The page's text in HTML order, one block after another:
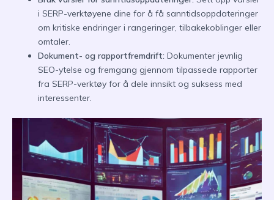
i SERP-verktøyene dine for å få sanntidsoppdateringer
om kritiske endringer i rangeringer, tilbakekoblinger eller
omtaler.
Dokument- og rapportfremdrift: Dokumenter jevnlig
SEO-ytelse og fremgang gjennom tilpassede rapporter
fra SERP-verktøy for å dele innsikt og suksess med
interessenter.